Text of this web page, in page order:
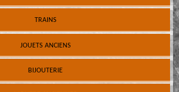
TRAINS
JOUETS ANCIENS
BIJOUTERIE